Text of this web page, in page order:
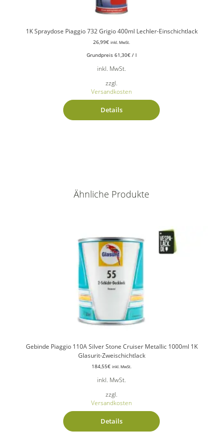
1K Spraydose Piaggio 732 Grigio 400ml Lechler-Einschichtlack
26,99€ inkl. MwSt.
Grundpreis 61,30€/ l
inkl. MwSt.
zzgl.
Versandkosten
Details
Ähnliche Produkte
Gebinde Piaggio 110A Silver Stone Cruiser Metallic 1000ml 1K
Glasurit-Zweischichtlack
184,55€ inkl. MwSt.
inkl. MwSt.
zzgl.
Versandkosten
Details